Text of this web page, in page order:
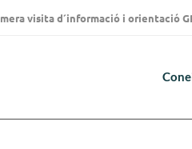
visita d´informació i orientació